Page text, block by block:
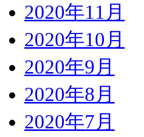
2020年11月
2020年10月
2020年9月
2020年8月
2020年7月